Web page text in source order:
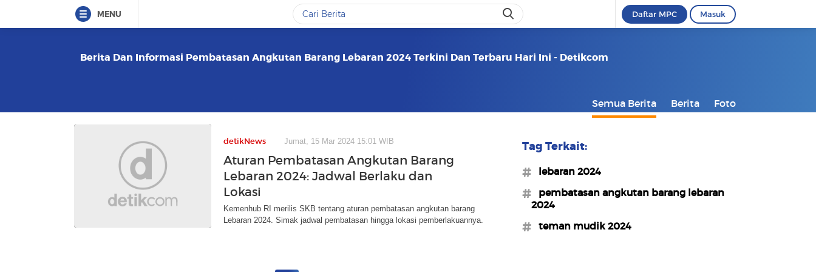
MENU Daftar MPC Masuk
Berita Dan Informasi Pembatasan Angkutan Barang Lebaran 2024 Terkini Dan Terbaru Hari Ini - Detikcom
Semua Berita Berita Foto
detikNews Jumat, 15 Mar 2024 15:01 WIB
Aturan Pembatasan Angkutan Barang
Lebaran 2024: Jadwal Berlaku dan
Lokasi
Kemenhub RI merilis SKB tentang aturan pembatasan angkutan barang
Lebaran 2024. Simak jadwal pembatasan hingga lokasi pemberlakuannya.
Tag Terkait:
#lebaran 2024
#pembatasan angkutan barang lebaran
2024
#teman mudik 2024